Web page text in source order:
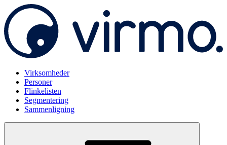
Virksomheder
Personer
Flinkelisten
Segmentering
Sammenligning